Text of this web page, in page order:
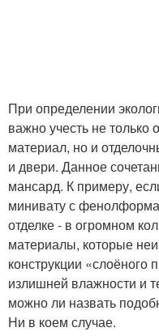
При определении
важно учесть не
материал, но и
и двери. Данное
мансард. К примеру,
минивату с
отделке - в огромном
материалы, которые
конструкции «слоёного
излишней влажности и
можно ли назвать
Ни в коем случае.